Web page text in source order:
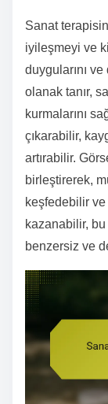
Sanat
iyileşmeyi ve
duygularını
olanak tanır,
kurmalarını
çıkarabilir,
artırabilir.
birleştirerek,
keşfedebilir
kazanabilir,
benzersiz ve